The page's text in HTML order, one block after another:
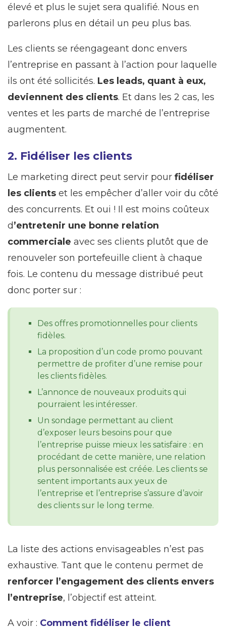
élevé et plus le sujet sera qualifié. Nous en
parlerons plus en détail un peu plus bas.
Les clients se réengageant donc envers
l’entreprise en passant à l’action pour laquelle
ils ont été sollicités. Les leads, quant à eux,
deviennent des clients. Et dans les 2 cas, les
ventes et les parts de marché de l’entreprise
augmentent.
2. Fidéliser les clients
Le marketing direct peut servir pour fidéliser
les clients et les empêcher d’aller voir du côté
des concurrents. Et oui ! Il est moins coûteux
d’entretenir une bonne relation
commerciale avec ses clients plutôt que de
renouveler son portefeuille client à chaque
fois. Le contenu du message distribué peut
donc porter sur :
Des offres promotionnelles pour clients
fidèles.
La proposition d’un code promo pouvant
permettre de profiter d’une remise pour
les clients fidèles.
L’annonce de nouveaux produits qui
pourraient les intéresser.
Un sondage permettant au client
d’exposer leurs besoins pour que
l’entreprise puisse mieux les satisfaire : en
procédant de cette manière, une relation
plus personnalisée est créée. Les clients se
sentent importants aux yeux de
l’entreprise et l’entreprise s’assure d’avoir
des clients sur le long terme.
La liste des actions envisageables n’est pas
exhaustive. Tant que le contenu permet de
renforcer l’engagement des clients envers
l’entreprise, l’objectif est atteint.
A voir : Comment fidéliser le client